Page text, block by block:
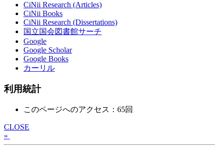
CiNii Research (Articles)
CiNii Books
CiNii Research (Dissertations)
国立国会図書館サーチ
Google
Google Scholar
Google Books
カーリル
利用統計
このページへのアクセス：65回
CLOSE
»